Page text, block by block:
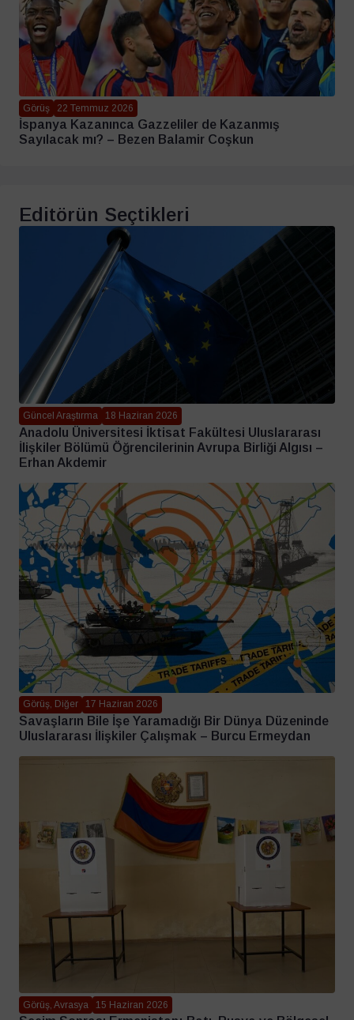
Görüş 22 Temmuz 2026
İspanya Kazanınca Gazzeliler de Kazanmış
Sayılacak mı? – Bezen Balamir Coşkun
Editörün Seçtikleri
Güncel Araştırma 18 Haziran 2026
Anadolu Üniversitesi İktisat Fakültesi Uluslararası
İlişkiler Bölümü Öğrencilerinin Avrupa Birliği Algısı –
Erhan Akdemir
Görüş, Diğer 17 Haziran 2026
Savaşların Bile İşe Yaramadığı Bir Dünya Düzeninde
Uluslararası İlişkiler Çalışmak – Burcu Ermeydan
Görüş, Avrasya 15 Haziran 2026